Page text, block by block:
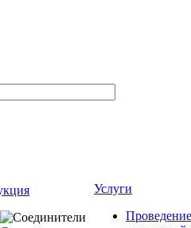
Услуги
Проведение